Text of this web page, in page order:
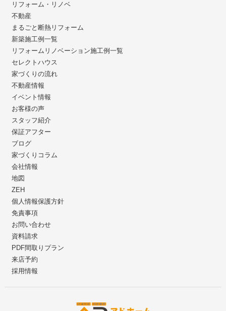
リフォーム・リノベ
不動産
まるごと断熱リフォーム
新築施工例一覧
リフォームリノベーション施工例一覧
セレクトハウス
家づくりの流れ
不動産情報
イベント情報
お客様の声
スタッフ紹介
保証アフター
ブログ
家づくりコラム
会社情報
地図
ZEH
個人情報保護方針
免責事項
お問い合わせ
資料請求
PDF間取りプラン
来店予約
採用情報